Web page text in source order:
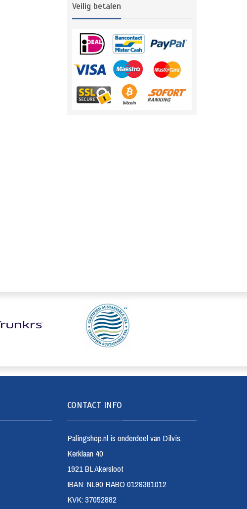
Veilig betalen
CONTACT INFO
Palingshop.nl is onderdeel van Dilvis.
Kerklaan 40
1921 BL Akersloot
IBAN: NL90 RABO 0129381012
KVK: 37052882